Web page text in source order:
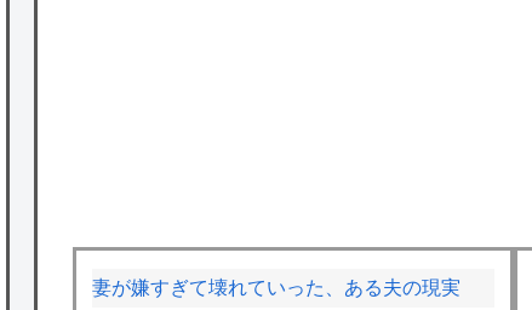
妻が嫌すぎて壊れていった、ある夫の現実